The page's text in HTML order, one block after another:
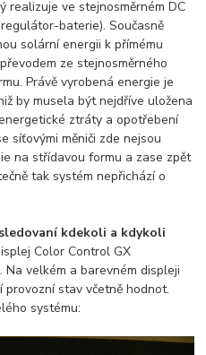
realizuje ve stejnosměrném DC
baterie). Současně
solární energii k přímému
ze stejnosměrného
Právě vyrobená energie je
by musela být nejdříve uložena
ztráty a opotřebení
síťovými měniči zde nejsou
na střídavou formu a zase zpět
tak systém nepřichází o
kdekoli a kdykoli
Color Control GX
velkém a barevném displeji
stav včetně hodnot.
systému: